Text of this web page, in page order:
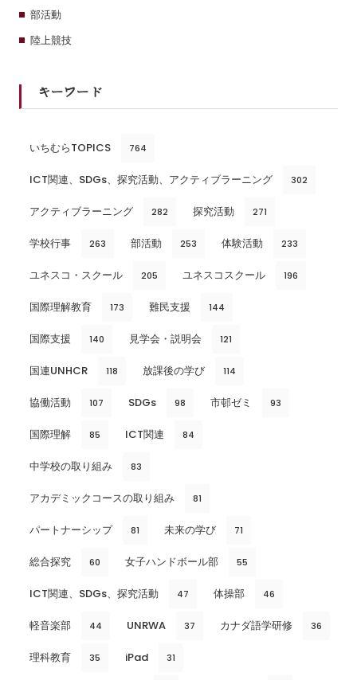
部活動
陸上競技
キーワード
いちむらTOPICS 764
ICT関連、SDGs、探究活動、アクティブラーニング 302
アクティブラーニング 282 探究活動 271
学校行事 263 部活動 253 体験活動 233
ユネスコ・スクール 205 ユネスコスクール 196
国際理解教育 173 難民支援 144
国際支援 140 見学会・説明会 121
国連UNHCR 118 放課後の学び 114
協働活動 107 SDGs 98 市邨ゼミ 93
国際理解 85 ICT関連 84
中学校の取り組み 83
アカデミックコースの取り組み 81
パートナーシップ 81 未来の学び 71
総合探究 60 女子ハンドボール部 55
ICT関連、SDGs、探究活動 47 体操部 46
軽音楽部 44 UNRWA 37 カナダ語学研修 36
理科教育 35 iPad 31